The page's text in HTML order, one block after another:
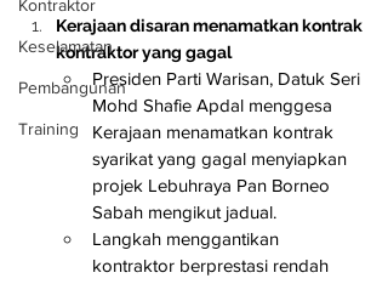
Kontraktor
Keselamatan
Pembangunan
Training
Kerajaan disaran menamatkan kontrak
kontraktor yang gagal
Presiden Parti Warisan, Datuk Seri
Mohd Shafie Apdal menggesa
Kerajaan menamatkan kontrak
syarikat yang gagal menyiapkan
projek Lebuhraya Pan Borneo
Sabah mengikut jadual.
Langkah menggantikan
kontraktor berprestasi rendah